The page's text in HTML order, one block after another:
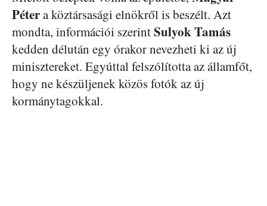
Pétera köztársasági elnökről is beszélt. Azt
mondta, információi szerintSulyok Tamás
kedden délután egy órakor nevezheti ki az új
minisztereket. Egyúttal felszólította az államfőt,
hogy ne készüljenek közös fotók az új
kormánytagokkal.